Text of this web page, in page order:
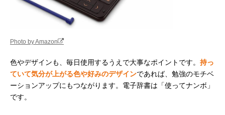
Photo by Amazon
色やデザインも、毎日使用するうえで大事なポイントです。 持っ
ていて気分が上がる色や好みのデザインであれば、勉強のモチベ
ーションアップにもつながります。電子辞書は「使ってナンボ」
です。